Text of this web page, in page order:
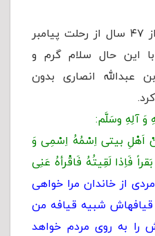
با آن كه آن بزرگوار پس از ۴۷ سال از رحلت پيامبر
این حال سلام گرم و
عبدالله انصارى بدون
وَ آلِهِ وسَلَّم:
اَهْلِ بیتی اِسْمُهُ اِسْمِی وَ
فَاِذا لَقِیتُهُ فَاقْرأهُ عَنِی
از خاندان مرا خواهی
شبیه قیافه من
را به روی مردم خواهد